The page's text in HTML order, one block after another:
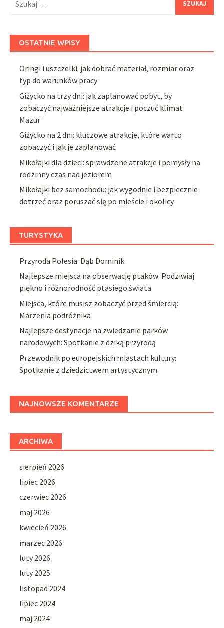
OSTATNIE WPISY
Oringi i uszczelki: jak dobrać materiał, rozmiar oraz
typ do warunków pracy
Giżycko na trzy dni: jak zaplanować pobyt, by
zobaczyć najważniejsze atrakcje i poczuć klimat
Mazur
Giżycko na 2 dni: kluczowe atrakcje, które warto
zobaczyć i jak je zaplanować
Mikołajki dla dzieci: sprawdzone atrakcje i pomysły na
rodzinny czas nad jeziorem
Mikołajki bez samochodu: jak wygodnie i bezpiecznie
dotrzeć oraz poruszać się po mieście i okolicy
TURYSTYKA
Przyroda Polesia: Dąb Dominik
Najlepsze miejsca na obserwację ptaków: Podziwiaj
piękno i różnorodność ptasiego świata
Miejsca, które musisz zobaczyć przed śmiercią:
Marzenia podróżnika
Najlepsze destynacje na zwiedzanie parków
narodowych: Spotkanie z dziką przyrodą
Przewodnik po europejskich miastach kultury:
Spotkanie z dziedzictwem artystycznym
NAJNOWSZE KOMENTARZE
ARCHIWA
sierpień 2026
lipiec 2026
czerwiec 2026
maj 2026
kwiecień 2026
marzec 2026
luty 2026
luty 2025
listopad 2024
lipiec 2024
maj 2024